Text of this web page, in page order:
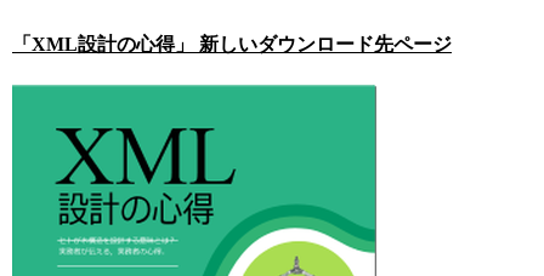
「XML設計の心得」 新しいダウンロード先ページ